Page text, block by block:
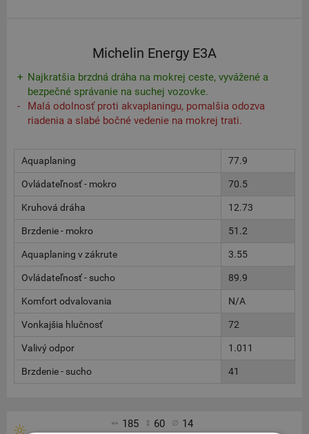
Michelin Energy E3A
Najkratšia brzdná dráha na mokrej ceste, vyvážené a
bezpečné správanie na suchej vozovke.
Malá odolnosť proti akvaplaningu, pomalšia odozva
riadenia a slabé bočné vedenie na mokrej trati.
Aquaplaning 77.9
Ovládateľnosť - mokro 70.5
Kruhová dráha 12.73
Brzdenie - mokro 51.2
Aquaplaning v zákrute 3.55
Ovládateľnosť - sucho 89.9
Komfort odvalovania N/A
Vonkajšia hlučnosť 72
Valivý odpor 1.011
Brzdenie - sucho 41
185 60 14